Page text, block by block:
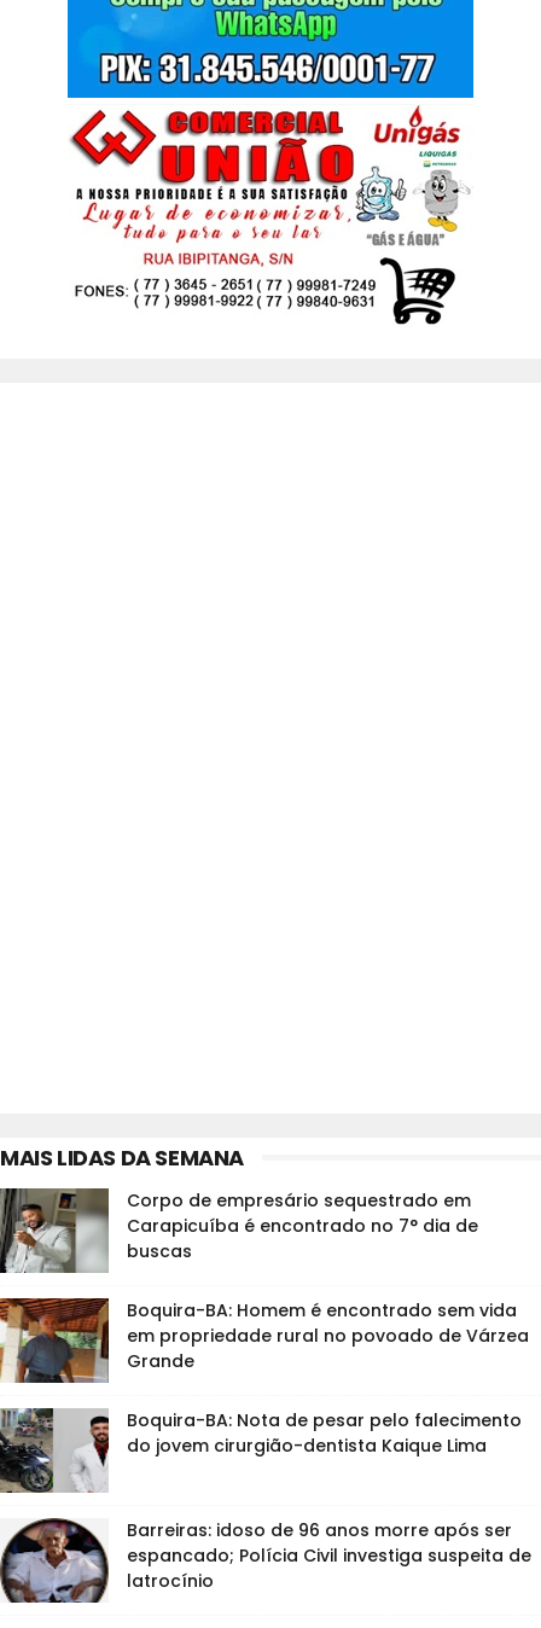
MAIS LIDAS DA SEMANA
Corpo de empresário sequestrado em
Carapicuíba é encontrado no 7° dia de
buscas
Boquira-BA: Homem é encontrado sem vida
em propriedade rural no povoado de Várzea
Grande
Boquira-BA: Nota de pesar pelo falecimento
do jovem cirurgião-dentista Kaique Lima
Barreiras: idoso de 96 anos morre após ser
espancado; Polícia Civil investiga suspeita de
latrocínio